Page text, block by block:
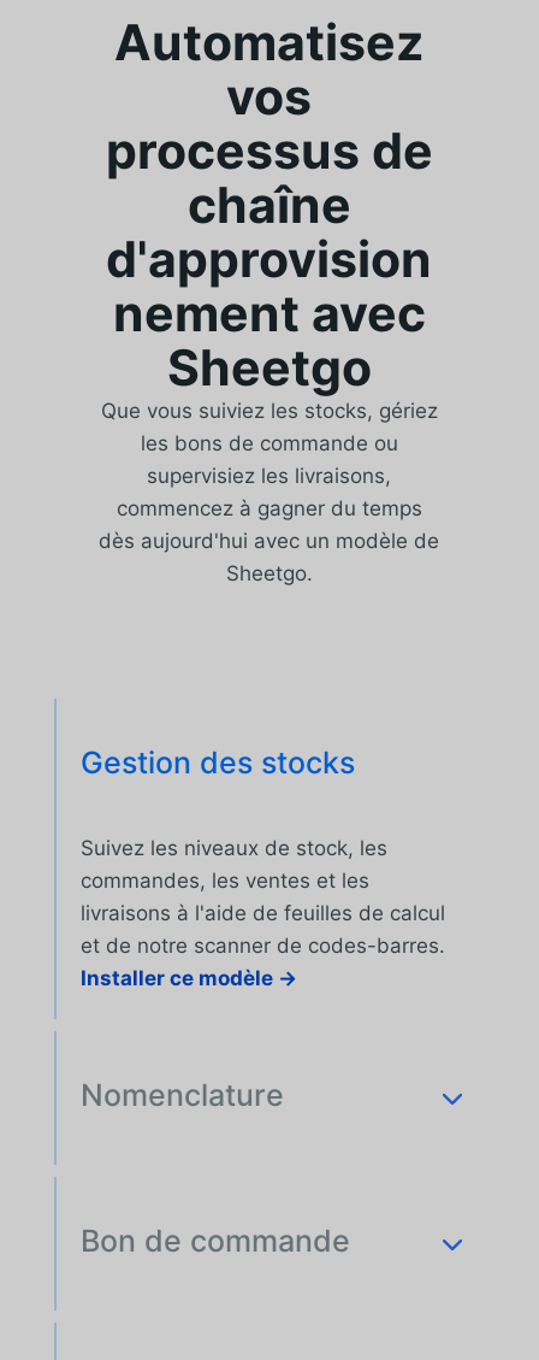
Automatisez
vos
processus de
chaîne
d'approvision
nement avec
Sheetgo
Que vous suiviez les stocks, gériez
les bons de commande ou
supervisiez les livraisons,
commencez à gagner du temps
dès aujourd'hui avec un modèle de
Sheetgo.
Gestion des stocks
Suivez les niveaux de stock, les
commandes, les ventes et les
livraisons à l'aide de feuilles de calcul
et de notre scanner de codes-barres.
Installer ce modèle →
Nomenclature
Bon de commande